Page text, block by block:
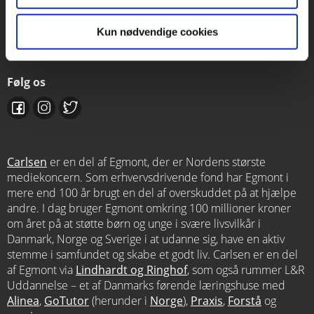
Kun nødvendige cookies
Kontakt salgsafdelingen
salg@carlsen.dk
Følg os
Carlsen er en del af Egmont, der er Nordens største
mediekoncern. Som erhvervsdrivende fond har Egmont i
mere end 100 år brugt en del af overskuddet på at hjælpe
andre. I dag bruger Egmont omkring 100 millioner kroner
om året på at støtte børn og unge i svære livsvilkår i
Danmark, Norge og Sverige i at udanne sig, have en aktiv
stemme i samfundet og skabe et godt liv. Carlsen er en del
af Egmont via Lindhardt og Ringhof, som også rummer L&R
Uddannelse – et af Danmarks førende læringshuse med
Alinea, GoTutor(herunder i Norge), Praxis, Forstå og